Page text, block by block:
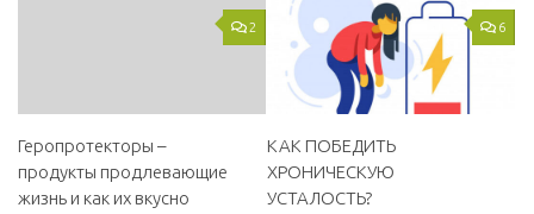
2
Геропротекторы –
продукты продлевающие
жизнь и как их вкусно
6
КАК ПОБЕДИТЬ
ХРОНИЧЕСКУЮ
УСТАЛОСТЬ?